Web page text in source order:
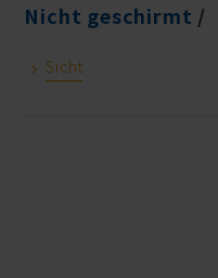
Nicht geschirmt
Sicht